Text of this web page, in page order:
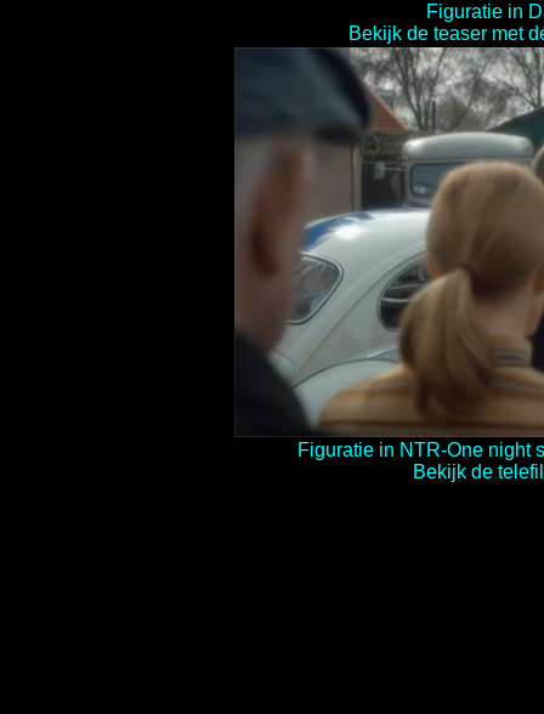
Figuratie in
Bekijk de teaser met
Figuratie in NTR-One night
Bekijk de